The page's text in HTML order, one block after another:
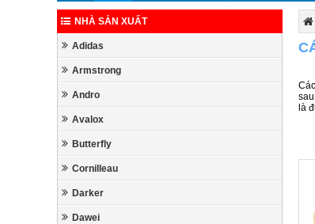
NHÀ SẢN XUẤT
Adidas
Armstrong
Andro
Avalox
Butterfly
Cornilleau
Darker
Dawei
là